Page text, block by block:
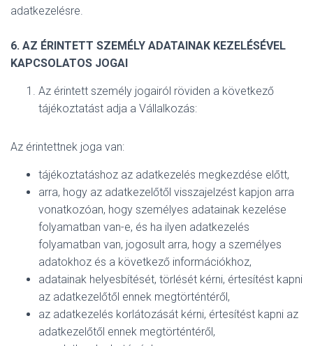
adatkezelésre.
6. AZ ÉRINTETT SZEMÉLY ADATAINAK KEZELÉSÉVEL
KAPCSOLATOS JOGAI
Az érintett személy jogairól röviden a következő
tájékoztatást adja a Vállalkozás:
Az érintettnek joga van:
tájékoztatáshoz az adatkezelés megkezdése előtt,
arra, hogy az adatkezelőtől visszajelzést kapjon arra
vonatkozóan, hogy személyes adatainak kezelése
folyamatban van-e, és ha ilyen adatkezelés
folyamatban van, jogosult arra, hogy a személyes
adatokhoz és a következő információkhoz,
adatainak helyesbítését, törlését kérni, értesítést kapni
az adatkezelőtől ennek megtörténtéről,
az adatkezelés korlátozását kérni, értesítést kapni az
adatkezelőtől ennek megtörténtéről,